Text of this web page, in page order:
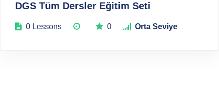
DGS Tüm Dersler Eğitim Seti
0 Lessons 0 Orta Seviye